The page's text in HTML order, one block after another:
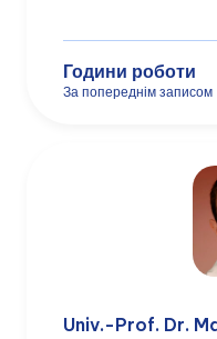
Години роботи
За попереднім записом
Univ.-Prof. Dr.